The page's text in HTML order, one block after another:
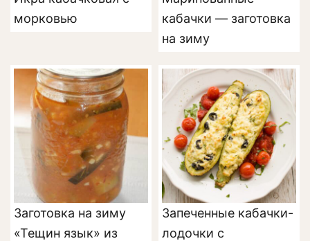
морковью
кабачки — заготовка
на зиму
Заготовка на зиму
«Тещин язык» из
Запеченные кабачки-
лодочки с